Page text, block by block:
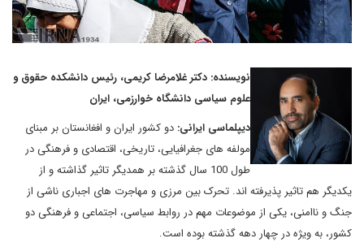
نویسنده: دکتر غلامرضا کریمی، رئیس دانشکده حقوق و
علوم سیاسی دانشگاه خوارزمی، ایران
دیپلماسی ایرانی: دو کشور ایران و افغانستان بر مبنای
مولفه های جغرافیایی، تاریخی، اقتصادی و فرهنگی در
طول 100 سال گذشته بر همدیگر تاثیر گذاشته و از
یکدیگر هم تاثیر پذیرفته اند. تحرک بین مرزی و مهاجرت های اجباری ناشی از
جنگ و ناامنی، یکی از موضوعات مهم در روابط سیاسی، اجتماعی و فرهنگی دو
کشور، به ویژه در چهار دهه گذشته بوده است.